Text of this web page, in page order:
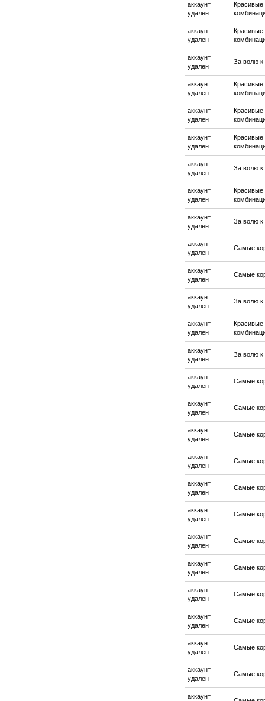
аккаунт
удален
Красивые
аккаунт
удален
Красивые
аккаунт
удален
За волю к
аккаунт
удален
Красивые
аккаунт
удален
Красивые
аккаунт
удален
Красивые
аккаунт
удален
За волю к
аккаунт
удален
Красивые
аккаунт
удален
За волю к
аккаунт
удален
Самые
аккаунт
удален
Самые
аккаунт
удален
За волю к
аккаунт
удален
Красивые
аккаунт
удален
За волю к
аккаунт
удален
Самые
аккаунт
удален
Самые
аккаунт
удален
Самые
аккаунт
удален
Самые
аккаунт
удален
Самые
аккаунт
удален
Самые
аккаунт
удален
Самые
аккаунт
удален
Самые
аккаунт
удален
Самые
аккаунт
удален
Самые
аккаунт
удален
Самые
аккаунт
удален
Самые
аккаунт